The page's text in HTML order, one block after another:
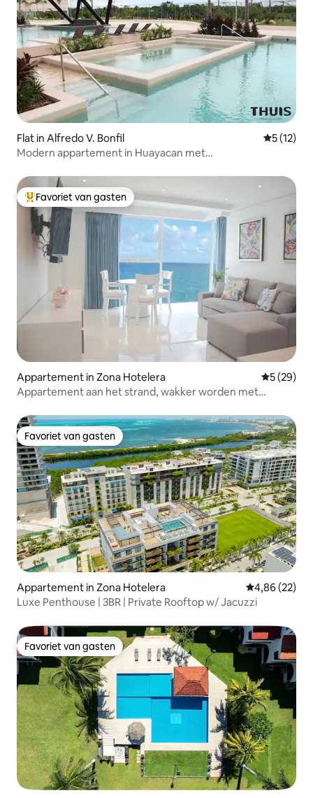
Flat in Alfredo V. Bonfil
5 (12)
Modern appartement in Huayacan met
Topfavoriet van gasten
Favoriet van gasten
Appartement in Zona Hotelera
5 (29)
Appartement aan het strand, wakker worden met
Favoriet van gasten
Favoriet van gasten
Appartement in Zona Hotelera Gemiddelde
4,86 (22)
Luxe Penthouse | 3BR | Private Rooftop w/ Jacuzzi
Favoriet van gasten
Favoriet van gasten